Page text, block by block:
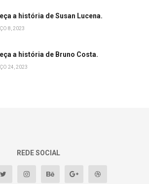
a história de Susan Lucena.
8, 2023
a história de Bruno Costa.
24, 2023
REDE SOCIAL